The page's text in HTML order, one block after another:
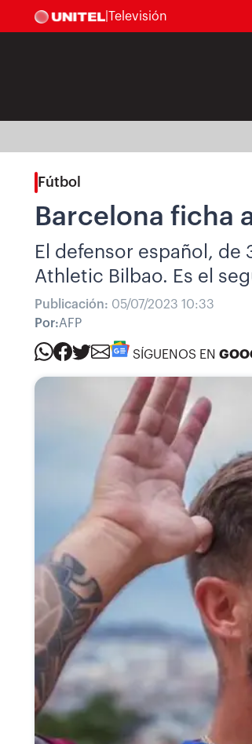
Televisión
Fútbol
Barcelona ficha
El defensor español,
Athletic Bilbao. Es el
Publicación: 05/07/2023 10:33
Por:AFP
SÍGUENOS EN